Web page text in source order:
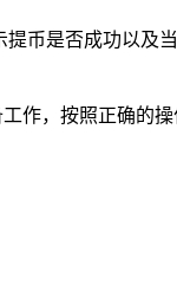
币是否成功以
作，按照正确的